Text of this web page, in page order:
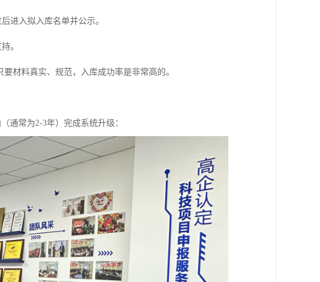
进入拟入库名单并公示。
。
材料真实、规范，入库成功率是非常高的。
通常为2-3年）完成系统升级：